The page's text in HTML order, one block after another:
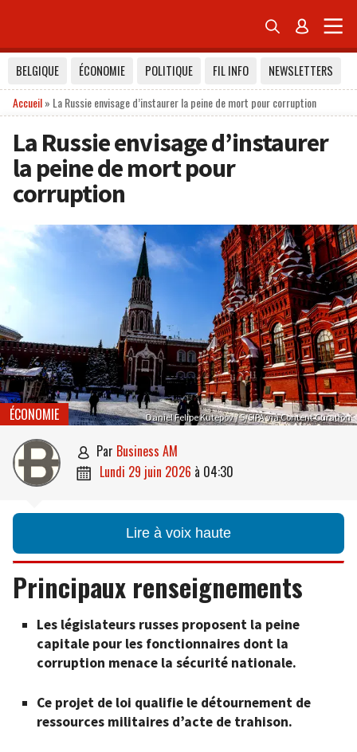
 
BELGIQUE ÉCONOMIE POLITIQUE FIL INFO
NEWSLETTERS
Accueil» La Russie envisage d’instaurer la peine de mort pour corruption
La Russie envisage d’instaurer
la peine de mort pour
corruption
Daniel Felipe Kutepov / S/SIPA via Content Curation
ÉCONOMIE
 par Business AM
 lundi 29 juin 2026 à 04:30
Lire à voix haute
Principaux renseignements
Les législateurs russes proposent la peine
capitale pour les fonctionnaires dont la
corruption menace la sécurité nationale.
Ce projet de loi qualifie le détournement de
ressources militaires d’acte de trahison.